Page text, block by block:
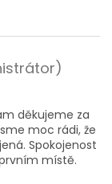
děkujeme za
moc rádi, že
Spokojenost
místě.